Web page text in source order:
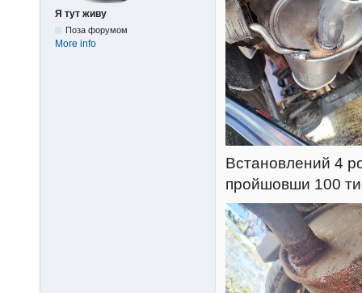
Я тут живу
Поза форумом
More info
Встановлений 4
пройшовши 100